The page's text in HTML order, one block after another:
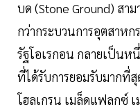
บด (Stone Ground) สา
กว่ากระบวนการอุตสาหก
รัฐโอเรกอน กลายเป็น
ที่ได้รับการยอมรับมากที่
โฮลเกรน เมล็ดแฟลกซ์